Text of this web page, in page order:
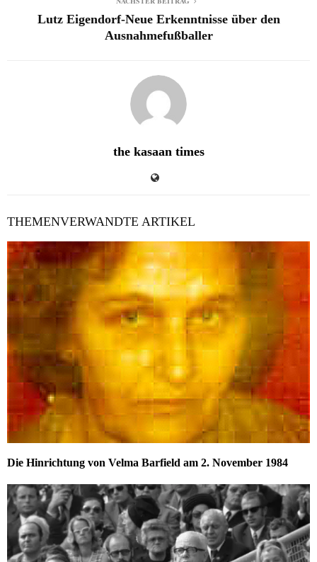
Lutz Eigendorf-Neue Erkenntnisse über den
Ausnahmefußballer
the kasaan times
THEMENVERWANDTE ARTIKEL
Die Hinrichtung von Velma Barfield am 2. November 1984